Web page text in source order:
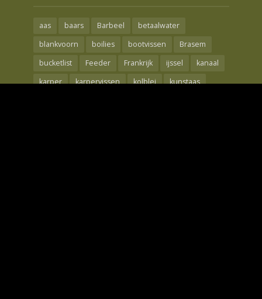
aas baars Barbeel
betaalwater
blankvoorn
boilies bootvissen
Brasem
bucketlist
Feeder Frankrijk ijssel
kanaal
karper
karpervissen kolblei
kunstaas